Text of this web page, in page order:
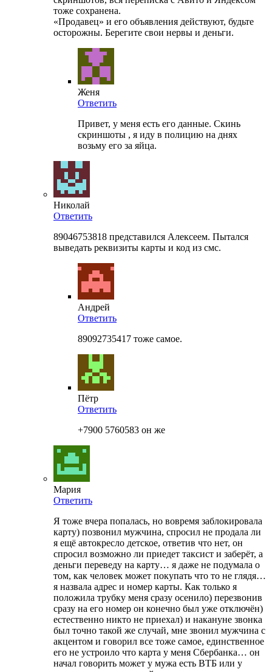
тоже сохранена.
«Продавец» и его объявления действуют, будьте
осторожны. Берегите свои нервы и деньги.
Женя
Ответить
Привет, у меня есть его данные. Скинь
скриншоты , я иду в полицию на днях
возьму его за яйца.
Николай
Ответить
89046753818 представился Алексеем. Пытался
выведать реквизиты карты и код из смс.
Андрей
Ответить
89092735417 тоже самое.
Пётр
Ответить
+7900 5760583 он же
Мария
Ответить
Я тоже вчера попалась, но вовремя заблокировала
карту) позвонил мужчина, спросил не продала ли
я ещё автокресло детское, ответив что нет, он
спросил возможно ли приедет таксист и заберёт, а
деньги переведу на карту… я даже не подумала о
том, как человек может покупать что то не глядя…
я назвала адрес и номер карты. Как только я
положила трубку меня сразу осенило) перезвонив
сразу на его номер он конечно был уже отключён)
естественно никто не приехал) и накануне звонка
был точно такой же случай, мне звонил мужчина с
акцентом и говорил все тоже самое, единственное
его не устроило что карта у меня Сбербанка… он
начал говорить может у мужа есть ВТБ или у